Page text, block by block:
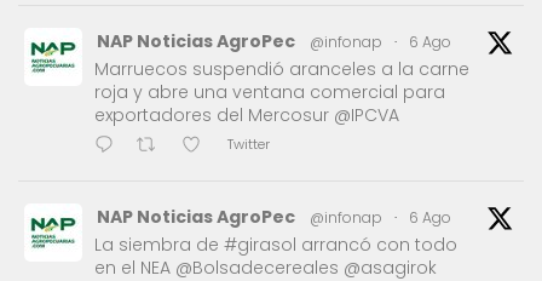
NAP Noticias AgroPec @infonap · 6 Ago
Marruecos suspendió aranceles a la carne
roja y abre una ventana comercial para
exportadores del Mercosur @IPCVA
Twitter
NAP Noticias AgroPec @infonap · 6 Ago
La siembra de #girasol arrancó con todo
en el NEA @Bolsadecereales @asagirok